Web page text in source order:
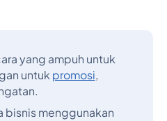
yang ampuh untuk
untuk promosi,
bisnis menggunakan